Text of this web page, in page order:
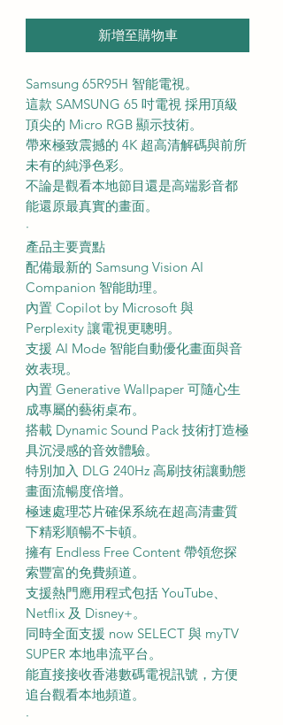
新增至購物車
Samsung 65R95H 智能電視。
這款 SAMSUNG 65 吋電視 採用頂級
頂尖的 Micro RGB 顯示技術。
帶來極致震撼的 4K 超高清解碼與前所
未有的純淨色彩。
不論是觀看本地節目還是高端影音都
能還原最真實的畫面。
·
產品主要賣點
配備最新的 Samsung Vision AI
Companion 智能助理。
內置 Copilot by Microsoft 與
Perplexity 讓電視更聰明。
支援 AI Mode 智能自動優化畫面與音
效表現。
內置 Generative Wallpaper 可隨心生
成專屬的藝術桌布。
搭載 Dynamic Sound Pack 技術打造極
具沉浸感的音效體驗。
特別加入 DLG 240Hz 高刷技術讓動態
畫面流暢度倍增。
極速處理芯片確保系統在超高清畫質
下精彩順暢不卡頓。
擁有 Endless Free Content 帶領您探
索豐富的免費頻道。
支援熱門應用程式包括 YouTube、
Netflix 及 Disney+。
同時全面支援 now SELECT 與 myTV
SUPER 本地串流平台。
能直接接收香港數碼電視訊號，方便
追台觀看本地頻道。
·